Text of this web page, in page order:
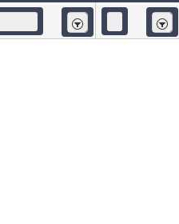
İçeren İçeren